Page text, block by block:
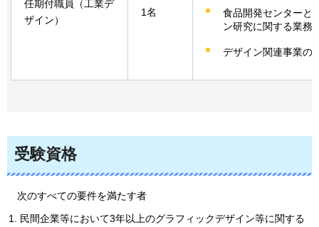
任期付職員（工業デ
ザイン）
1名
食品開発センターと
ン研究に関する業務
デザイン関連事業の
受験資格
次のすべての要件を満たす者
民間企業等において3年以上のグラフィックデザイン等に関する